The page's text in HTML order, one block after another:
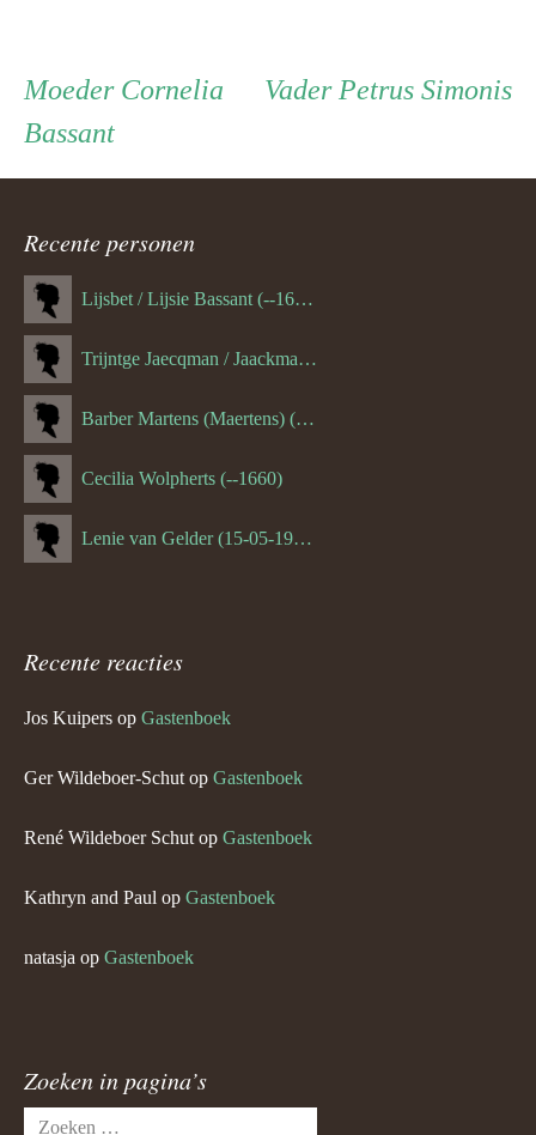
Persoon
ouder
navigatie
Vader Vader
Petrus Simonis
Moeder Moeder
Cornelia
Bassant
Recente personen
Lijsbet / Lijsie Bassant (--1687)
Trijntge Jaecqman / Jaackman (--1651)
Barber Martens (Maertens) (--1658)
Cecilia Wolpherts (--1660)
Lenie van Gelder (15-05-1970)
Recente reacties
Jos Kuipers op Gastenboek
Ger Wildeboer-Schut op Gastenboek
René Wildeboer Schut op Gastenboek
Kathryn and Paul op Gastenboek
natasja op Gastenboek
Zoeken in pagina’s
Zoeken